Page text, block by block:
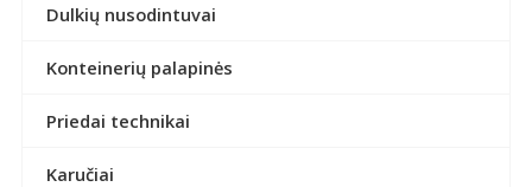
Dulkių nusodintuvai
Konteinerių palapinės
Priedai technikai
Karučiai